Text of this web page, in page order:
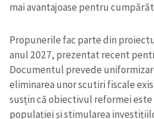
mai avantajoase pentru
Propunerile fac parte din
anul 2027, prezentat recent
Documentul prevede
eliminarea unor scutiri fiscale
susțin că obiectivul reformei
populației și stimularea